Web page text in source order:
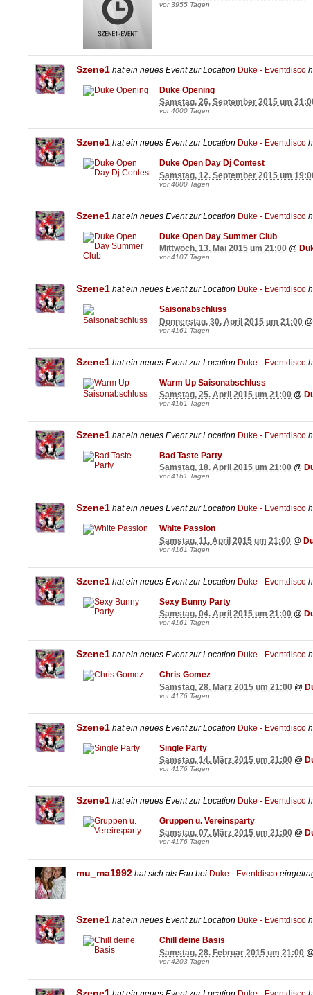
vor 3955 Tagen
Szene1 hat ein neues Event zur Location Duke - Eventdisco
Duke Opening
Samstag, 26. September 2015 um
vor 4000 Tagen
Szene1 hat ein neues Event zur Location Duke - Eventdisco
Duke Open Day Dj Contest
Samstag, 12. September 2015 um
vor 4000 Tagen
Szene1 hat ein neues Event zur Location Duke - Eventdisco
Duke Open Day Summer Club
Mittwoch, 13. Mai 2015 um 21:00 @
vor 4107 Tagen
Szene1 hat ein neues Event zur Location Duke - Eventdisco
Saisonabschluss
Donnerstag, 30. April 2015 um 21:00 @
vor 4161 Tagen
Szene1 hat ein neues Event zur Location Duke - Eventdisco
Warm Up Saisonabschluss
Samstag, 25. April 2015 um 21:00 @
vor 4161 Tagen
Szene1 hat ein neues Event zur Location Duke - Eventdisco
Bad Taste Party
Samstag, 18. April 2015 um 21:00 @
vor 4161 Tagen
Szene1 hat ein neues Event zur Location Duke - Eventdisco
White Passion
Samstag, 11. April 2015 um 21:00 @
vor 4161 Tagen
Szene1 hat ein neues Event zur Location Duke - Eventdisco
Sexy Bunny Party
Samstag, 04. April 2015 um 21:00 @
vor 4161 Tagen
Szene1 hat ein neues Event zur Location Duke - Eventdisco
Chris Gomez
Samstag, 28. März 2015 um 21:00 @
vor 4176 Tagen
Szene1 hat ein neues Event zur Location Duke - Eventdisco
Single Party
Samstag, 14. März 2015 um 21:00 @
vor 4176 Tagen
Szene1 hat ein neues Event zur Location Duke - Eventdisco
Gruppen u. Vereinsparty
Samstag, 07. März 2015 um 21:00 @
vor 4176 Tagen
mu_ma1992 hat sich als Fan bei Duke - Eventdisco
Szene1 hat ein neues Event zur Location Duke - Eventdisco
Chill deine Basis
Samstag, 28. Februar 2015 um 21:00
vor 4203 Tagen
Szene1